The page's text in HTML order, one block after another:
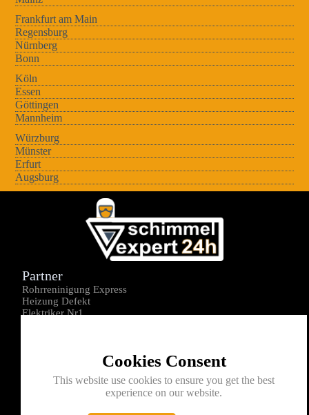
Frankfurt am Main
Regensburg
Nürnberg
Bonn
Köln
Essen
Göttingen
Mannheim
Würzburg
Münster
Erfurt
Augsburg
Cookies Consent
This website use cookies to ensure you get the best
experience on our website.
Partner
Rohrreninigung Express
Heizung Defekt
Elektriker Nr1
Kontakt